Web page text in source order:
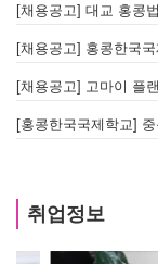
[채용공고] 홍콩한국
[채용공고] 고마이 플
[홍콩한국국제학교]
취업정보